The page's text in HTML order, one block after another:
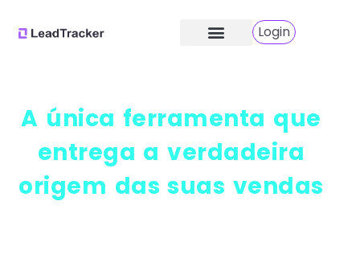
Login
A única ferramenta que
entrega a verdadeira
origem das suas vendas